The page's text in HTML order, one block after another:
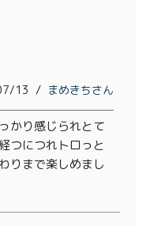
まめきち
13
かり感じられとて
つにつれトロっと
りまで楽しめまし